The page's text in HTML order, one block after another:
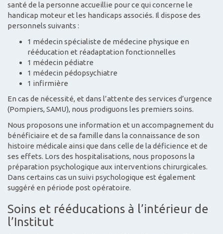
santé de la personne accueillie pour ce qui concerne le
handicap moteur et les handicaps associés. Il dispose des
personnels suivants :
1 médecin spécialiste de médecine physique en
rééducation et réadaptation fonctionnelles
1 médecin pédiatre
1 médecin pédopsychiatre
1 infirmière
En cas de nécessité, et dans l’attente des services d’urgence
(Pompiers, SAMU), nous prodiguons les premiers soins.
Nous proposons une information et un accompagnement du
bénéficiaire et de sa famille dans la connaissance de son
histoire médicale ainsi que dans celle de la déficience et de
ses effets. Lors des hospitalisations, nous proposons la
préparation psychologique aux interventions chirurgicales.
Dans certains cas un suivi psychologique est également
suggéré en période post opératoire.
Soins et rééducations à l’intérieur de
l’Institut